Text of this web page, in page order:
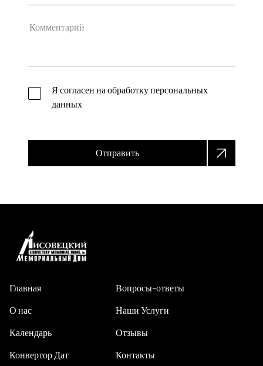
Я согласен на обработку персональных
данных
Отправить
Главная
О нас
Календарь
Конвертор Дат
Вопросы-ответы
Наши Услуги
Отзывы
Контакты